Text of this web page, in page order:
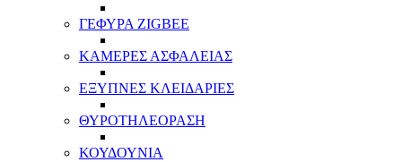
ΓΕΦΥΡΑ ZIGBEE
ΚΑΜΕΡΕΣ ΑΣΦΑΛΕΙΑΣ
ΕΞΥΠΝΕΣ ΚΛΕΙΔΑΡΙΕΣ
ΘΥΡΟΤΗΛΕΟΡΑΣΗ
ΚΟΥΔΟΥΝΙΑ